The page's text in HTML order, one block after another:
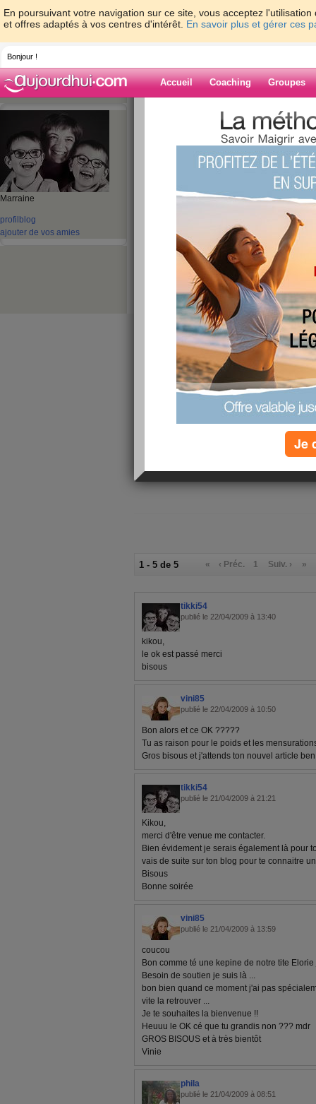
En poursuivant votre navigation sur ce site, vous acceptez
et offres adaptés à vos centres d'intérêt. En savoir plus et gérer ces
Bonjour !
Accueil Coaching Groupes
Marraine
profil blog
ajouter de vos amies
> > Re bonjour
Blog de tikki54
Re bonjour
Depuis que ma kepine m'a parlé de ce site je
accro si sa continu.
La je gére un pe moin mais je ne craque pas.
pas manger se que je rafolle devant moi.
Pour le sport et bien il se trouve que j'ai pas
m'être personne n'a voulu m'accompagné du
douche. Et la quand j'en sors je vois mon
Alors là j'ai craqué. je l'ai un pe envoyé sur
suis un pe sur les nerfs certainement les
Le plus pénible c'est que depuis hier j'ai le
Mais sinon tout va pour le mieu. Allé je vais
1 - 5 de 5 « ‹ Préc. 1 Suiv. › »
tikki54
publié le 22/04/2009 à 13:40
kikou,
le ok est passé merci
bisous
vini85
publié le 22/04/2009 à 10:50
Bon alors et ce OK ?????
Tu as raison pour le poids et les
Gros bisous et j'attends ton nouvel article
tikki54
publié le 21/04/2009 à 21:21
Kikou,
merci d'être venue me contacter.
Bien évidement je serais également là pour
vais de suite sur ton blog pour te connaitre
Bisous
Bonne soirée
vini85
publié le 21/04/2009 à 13:59
coucou
Bon comme té une kepine de notre tite
Besoin de soutien je suis là ...
bon bien quand ce moment j'ai pas
vite la retrouver ...
Je te souhaites la bienvenue !!
Heuuu le OK cé que tu grandis non ??? mdr
GROS BISOUS et à très bientôt
Vinie
phila
publié le 21/04/2009 à 08:51
Je